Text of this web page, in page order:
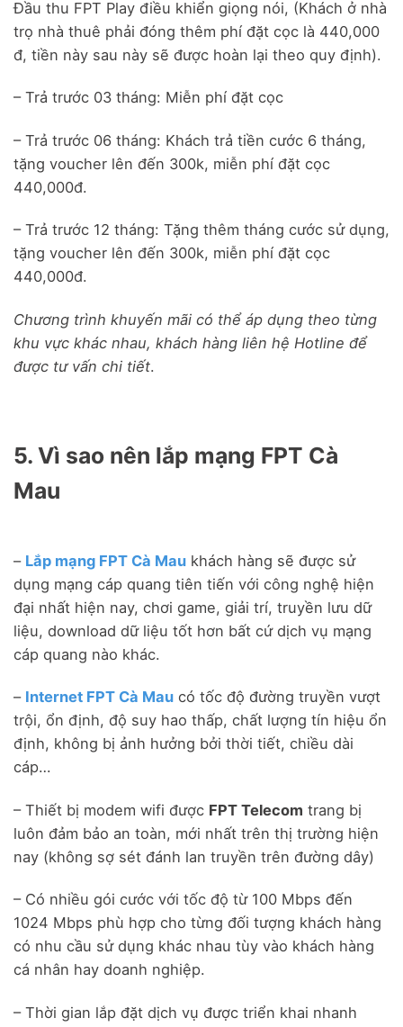
Đầu thu FPT Play điều khiển giọng nói, (Khách ở nhà
trọ nhà thuê phải đóng thêm phí đặt cọc là 440,000
đ, tiền này sau này sẽ được hoàn lại theo quy định).
– Trả trước 03 tháng: Miễn phí đặt cọc
– Trả trước 06 tháng: Khách trả tiền cước 6 tháng,
tặng voucher lên đến 300k, miễn phí đặt cọc
440,000đ.
– Trả trước 12 tháng: Tặng thêm tháng cước sử dụng,
tặng voucher lên đến 300k, miễn phí đặt cọc
440,000đ.
Chương trình khuyến mãi có thể áp dụng theo từng
khu vực khác nhau, khách hàng liên hệ Hotline để
được tư vấn chi tiết.
5. Vì sao nên lắp mạng FPT Cà
Mau
– Lắp mạng FPT Cà Mau khách hàng sẽ được sử
dụng mạng cáp quang tiên tiến với công nghệ hiện
đại nhất hiện nay, chơi game, giải trí, truyền lưu dữ
liệu, download dữ liệu tốt hơn bất cứ dịch vụ mạng
cáp quang nào khác.
– Internet FPT Cà Mau có tốc độ đường truyền vượt
trội, ổn định, độ suy hao thấp, chất lượng tín hiệu ổn
định, không bị ảnh hưởng bởi thời tiết, chiều dài
cáp…
– Thiết bị modem wifi được FPT Telecom trang bị
luôn đảm bảo an toàn, mới nhất trên thị trường hiện
nay (không sợ sét đánh lan truyền trên đường dây)
– Có nhiều gói cước với tốc độ từ 100 Mbps đến
1024 Mbps phù hợp cho từng đối tượng khách hàng
có nhu cầu sử dụng khác nhau tùy vào khách hàng
cá nhân hay doanh nghiệp.
– Thời gian lắp đặt dịch vụ được triển khai nhanh